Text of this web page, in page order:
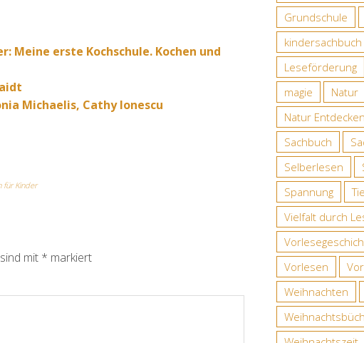
Meine erste Kochschule. Kochen und
Michaelis, Cathy Ionescu
für Kinder
mit * markiert
Grundschule
kindersachbuch
Leseförderung
magie
Natur
Natur Entdecken
Sachbuch
Selberlesen
Spannung
Vielfalt durch
Vorlesen
Weihnachten